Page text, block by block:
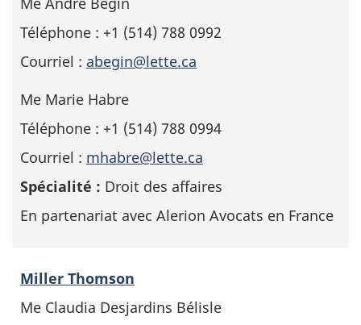
Téléphone : +1 (514) 788 0992
Courriel : abegin@lette.ca
Me Marie Habre
Téléphone : +1 (514) 788 0994
Courriel : mhabre@lette.ca
Spécialité : Droit des affaires
En partenariat avec Alerion Avocats en France
Miller Thomson
Me Claudia Desjardins Bélisle